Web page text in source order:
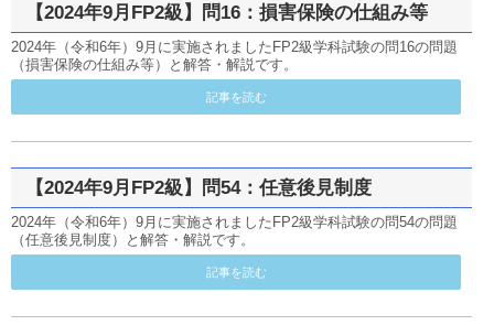
【2024年9月FP2級】問16：損害保険の仕組み等
2024年（令和6年）9月に実施されましたFP2級学科試験の問16の問題
（損害保険の仕組み等）と解答・解説です。
記事を読む
【2024年9月FP2級】問54：任意後見制度
2024年（令和6年）9月に実施されましたFP2級学科試験の問54の問題
（任意後見制度）と解答・解説です。
記事を読む